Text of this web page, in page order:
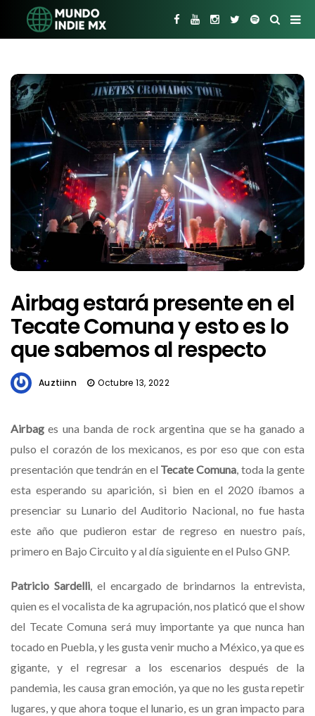
Airbag estará presente en el
Tecate Comuna y esto es lo
que sabemos al respecto
Auztiinn Octubre 13, 2022
Airbag es una banda de rock argentina que se ha ganado a
pulso el corazón de los mexicanos, es por eso que con esta
presentación que tendrán en el Tecate Comuna, toda la gente
esta esperando su aparición, si bien en el 2020 íbamos a
presenciar su Lunario del Auditorio Nacional, no fue hasta
este año que pudieron estar de regreso en nuestro país,
primero en Bajo Circuito y al día siguiente en el Pulso GNP.
Patricio Sardelli, el encargado de brindarnos la entrevista,
quien es el vocalista de ka agrupación, nos platicó que el show
del Tecate Comuna será muy importante ya que nunca han
tocado en Puebla, y les gusta venir mucho a México, ya que es
gigante, y el regresar a los escenarios después de la
pandemia, les causa gran emoción, ya que no les gusta repetir
lugares, y que ahora toque el lunario, es un gran impacto para